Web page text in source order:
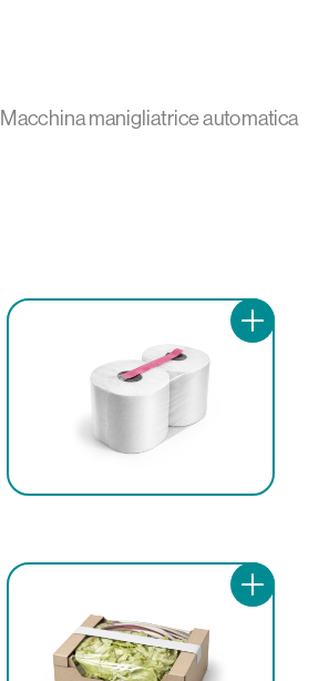
Macchina manigliatrice automatica